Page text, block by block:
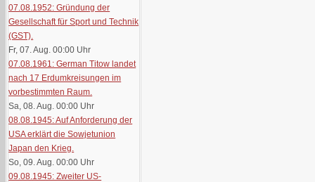
07.08.1952: Gründung der
Gesellschaft für Sport und Technik
(GST).
Fr, 07. Aug. 00:00 Uhr
07.08.1961: German Titow landet
nach 17 Erdumkreisungen im
vorbestimmten Raum.
Sa, 08. Aug. 00:00 Uhr
08.08.1945: Auf Anforderung der
USA erklärt die Sowjetunion
Japan den Krieg.
So, 09. Aug. 00:00 Uhr
09.08.1945: Zweiter US-